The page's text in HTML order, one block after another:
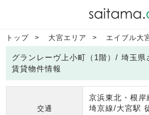
トップ 大宮エリア エイブル大
グランレーヴ上小町（1階）/ 埼玉
賃貸物件情報
交通
京浜東北・根
埼京線/大宮駅